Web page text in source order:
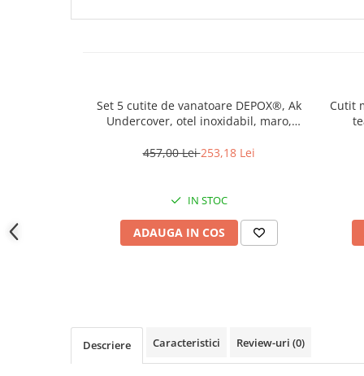
Cutite macelarie
Articole bucatarie
Corpuri de iluminat
Electrocasnice
Set 5 cutite de vanatoare DEPOX®, Ak
Undercover, otel inoxidabil, maro,
457,00 Lei253,18 Lei
IN STOC
ADAUGA IN COS
Cutit
Descriere Caracteristici Review-uri (0)